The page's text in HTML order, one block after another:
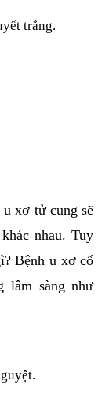
trắng.
xơ tử cung sẽ
nhau. Tuy
Bệnh u xơ cổ
lâm sàng như